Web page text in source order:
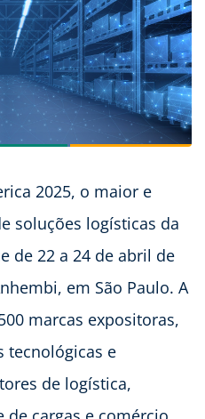
2025, o maior e
soluções logísticas da
de 22 a 24 de abril de
em São Paulo. A
marcas expositoras,
tecnológicas e
de logística,